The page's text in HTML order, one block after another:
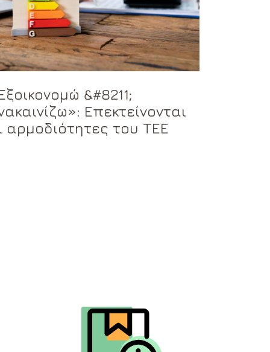
&#8211;
Επεκτείνονται
αρμοδιότητες του ΤΕΕ